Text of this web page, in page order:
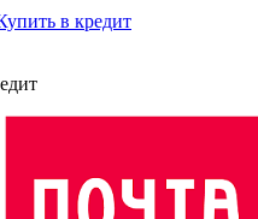
в кредит